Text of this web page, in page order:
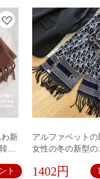
新
国
男
ト
アルファベット
女性の冬の新型の
けてカシミヤの
1402円